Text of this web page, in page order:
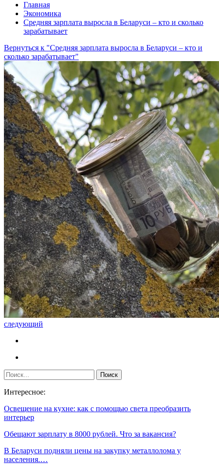
Главная
Экономика
Средняя зарплата выросла в Беларуси – кто и сколько
зарабатывает
Вернуться к "Средняя зарплата выросла в Беларуси – кто и
сколько зарабатывает"
следующий
Интересное:
Освещение на кухне: как с помощью света преобразить
интерьер
Обещают зарплату в 8000 рублей. Что за вакансия?
В Беларуси подняли цены на закупку металлолома у
населения.…